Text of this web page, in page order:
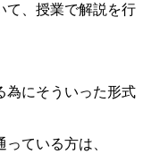
て、授業で解説を行
為にそういった形式
ている方は、